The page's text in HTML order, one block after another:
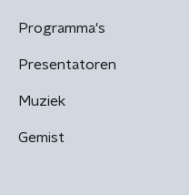
Programma's
Presentatoren
Muziek
Gemist